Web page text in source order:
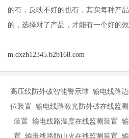
的有，反映不好的也有，其实每种产
的，选择对了产品，才能有一个好的效
m.dxzh12345.b2b168.com
高压线防外破智能警示球 输电线路
位装置 输电线路激光防外破在线监
装置 输电线路温度在线监测装置
置 输电线路防山火在线监测装置